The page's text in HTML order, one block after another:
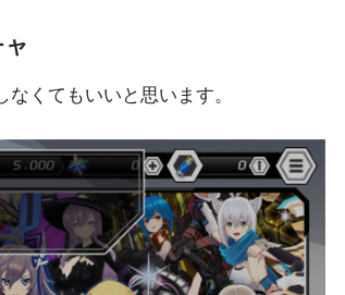
くてもいいと思います。